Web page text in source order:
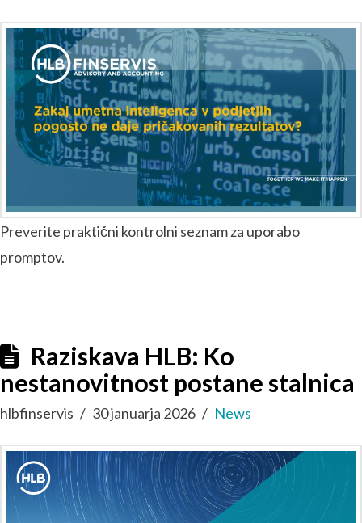
Preverite praktični kontrolni seznam za uporabo
promptov.
Raziskava HLB: Ko
nestanovitnost postane stalnica
hlbfinservis 30 januarja 2026 News